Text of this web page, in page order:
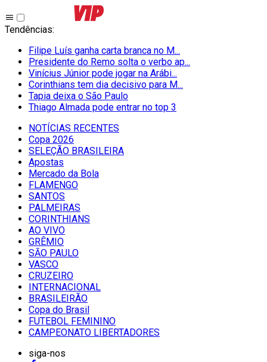
Tendências:
Filipe Luís ganha carta branca no M...
Presidente do Remo solta o verbo ap...
Vinícius Júnior pode jogar na Arábi...
Corinthians tem dia decisivo para M...
Tapia deixa o São Paulo
Thiago Almada pode entrar no top 3
NOTÍCIAS RECENTES
Copa 2026
SELEÇÃO BRASILEIRA
Apostas
Mercado da Bola
FLAMENGO
SANTOS
PALMEIRAS
CORINTHIANS
AO VIVO
GRÊMIO
SĀO PAULO
VASCO
CRUZEIRO
INTERNACIONAL
BRASILEIRÃO
Copa do Brasil
FUTEBOL FEMININO
CAMPEONATO LIBERTADORES
siga-nos